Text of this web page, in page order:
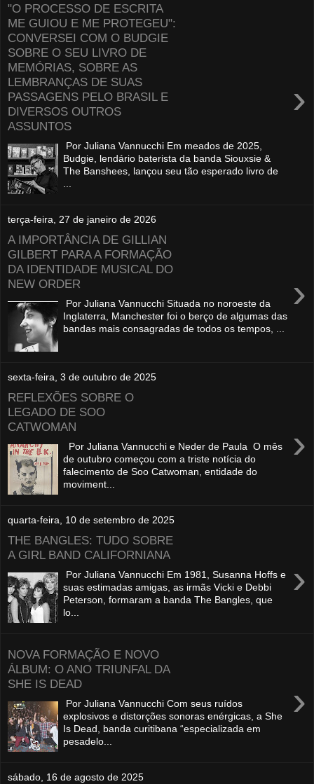
"O PROCESSO DE ESCRITA
ME GUIOU E ME PROTEGEU":
CONVERSEI COM O BUDGIE
SOBRE O SEU LIVRO DE
MEMÓRIAS, SOBRE AS
LEMBRANÇAS DE SUAS
PASSAGENS PELO BRASIL E
DIVERSOS OUTROS
ASSUNTOS
›
Por Juliana Vannucchi Em meados de 2025,
Budgie, lendário baterista da banda Siouxsie &
The Banshees, lançou seu tão esperado livro de
...
terça-feira, 27 de janeiro de 2026
A IMPORTÂNCIA DE GILLIAN
GILBERT PARA A FORMAÇÃO
DA IDENTIDADE MUSICAL DO
NEW ORDER
›
Por Juliana Vannucchi Situada no noroeste da
Inglaterra, Manchester foi o berço de algumas das
bandas mais consagradas de todos os tempos, ...
sexta-feira, 3 de outubro de 2025
REFLEXÕES SOBRE O
LEGADO DE SOO
CATWOMAN
›
Por Juliana Vannucchi e Neder de Paula O mês
de outubro começou com a triste notícia do
falecimento de Soo Catwoman, entidade do
moviment...
quarta-feira, 10 de setembro de 2025
THE BANGLES: TUDO SOBRE
A GIRL BAND CALIFORNIANA
›
Por Juliana Vannucchi Em 1981, Susanna Hoffs e
suas estimadas amigas, as irmãs Vicki e Debbi
Peterson, formaram a banda The Bangles, que
lo...
NOVA FORMAÇÃO E NOVO
ÁLBUM: O ANO TRIUNFAL DA
SHE IS DEAD
›
Por Juliana Vannucchi Com seus ruídos
explosivos e distorções sonoras enérgicas, a She
Is Dead, banda curitibana “especializada em
pesadelo...
sábado, 16 de agosto de 2025